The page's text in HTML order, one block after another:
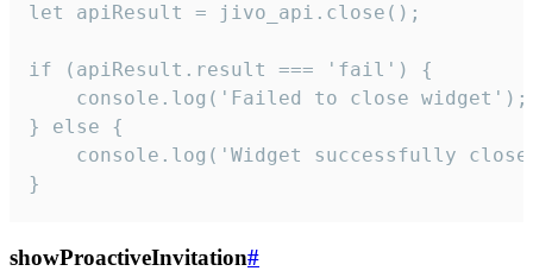
let apiResult = jivo_api.close();
if (apiResult.result === 'fail') {
    console.log('Failed to close widget');
} else {
console.log('Widget successfully
}
showProactiveInvitation#